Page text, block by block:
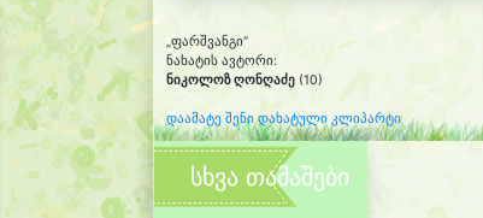
„ფარშვანგი“
ნახატის ავტორი:
ნიკოლოზ ღონღაძე (10)
დაამატე შენი დახატული კლიპარტი
სხვა თამაშები